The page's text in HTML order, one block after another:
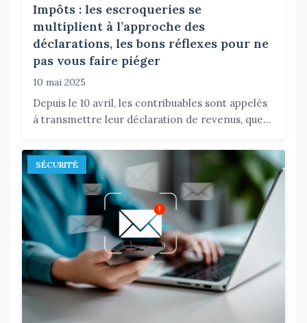
Impôts : les escroqueries se
multiplient à l’approche des
déclarations, les bons réflexes pour ne
pas vous faire piéger
10 mai 2025
Depuis le 10 avril, les contribuables sont appelés
à transmettre leur déclaration de revenus, que...
SÉCURITÉ